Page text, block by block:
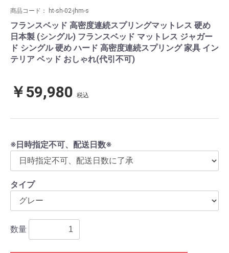
商品コード： ht-sh-02-jhm-s
フランスベッド 高密度連続スプリングマットレス 硬め
日本製 (シングル) フランスベッド マットレス ジャガー
ド シングル 硬め ハード 高密度連続スプリング 家具 イン
テリア ベッド おしゃれ(代引不可)
￥59,980 税込
※日時指定不可、配送日数※
タイプ
数量